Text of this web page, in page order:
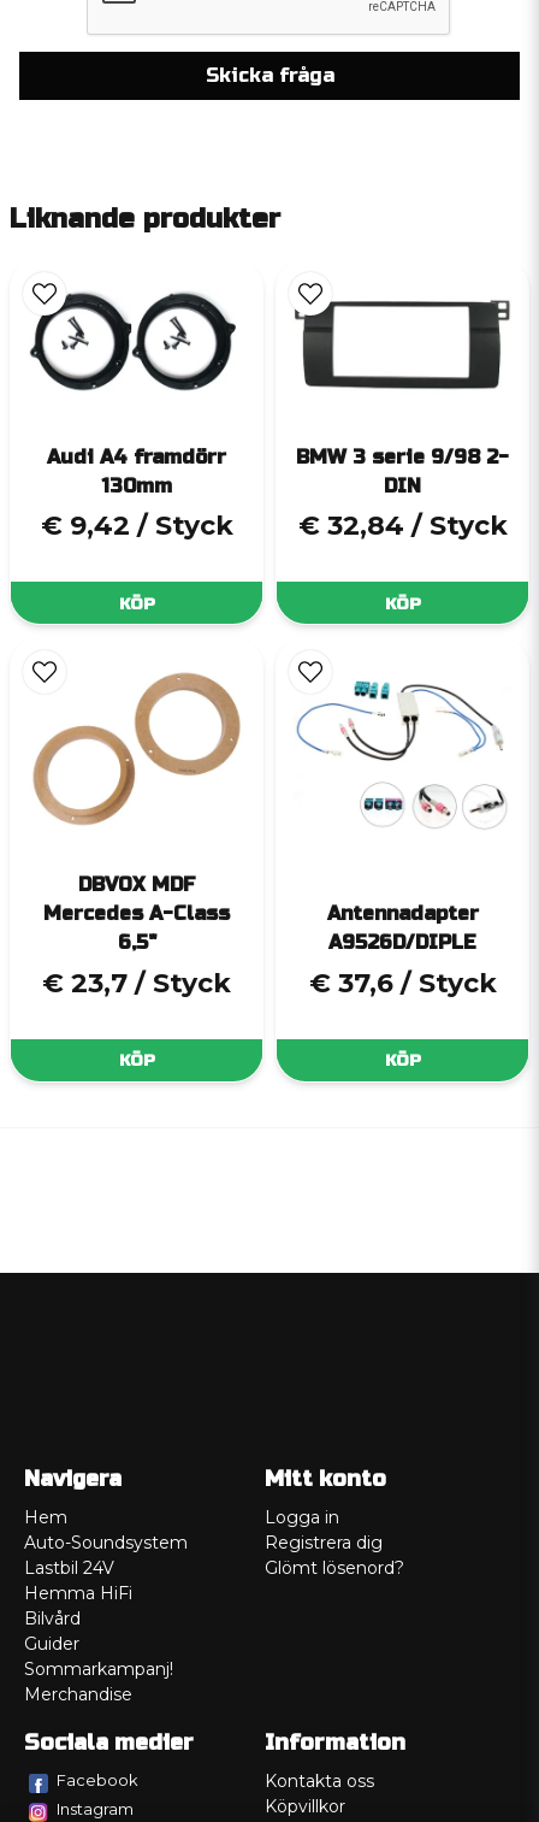
Skicka fråga
Liknande produkter
Audi A4 framdörr
130mm
€ 9,42 / Styck
KÖP
BMW 3 serie 9/98 2-
DIN
€ 32,84 / Styck
KÖP
DBVOX MDF
Mercedes A-Class
6,5"
€ 23,7 / Styck
KÖP
Antennadapter
A9526D/DIPLE
€ 37,6 / Styck
KÖP
Navigera
Hem
Auto-Soundsystem
Lastbil 24V
Hemma HiFi
Bilvård
Guider
Sommarkampanj!
Merchandise
Mitt konto
Logga in
Registrera dig
Glömt lösenord?
Sociala medier
Facebook
Instagram
Information
Kontakta oss
Köpvillkor